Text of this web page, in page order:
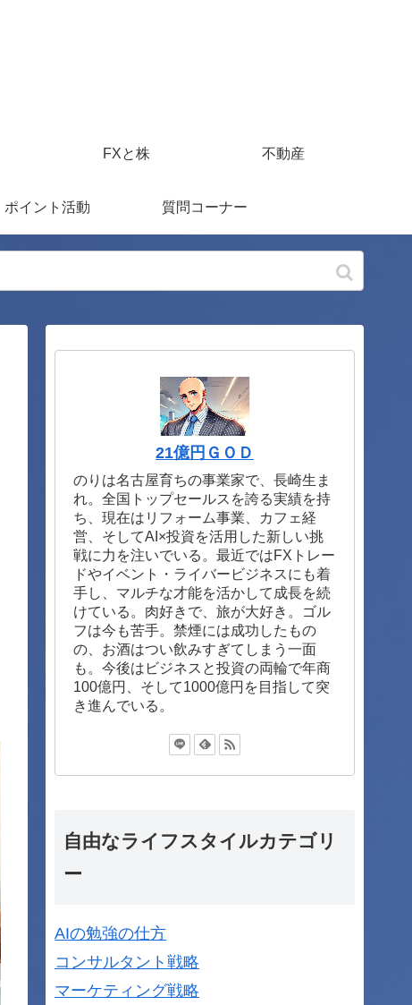
FXと株 不動産
ポイント活動 質問コーナー
21億円ＧＯＤ
のりは名古屋育ちの事業家で、長崎生ま
れ。全国トップセールスを誇る実績を持
ち、現在はリフォーム事業、カフェ経
営、そしてAI×投資を活用した新しい挑
戦に力を注いでいる。最近ではFXトレー
ドやイベント・ライバービジネスにも着
手し、マルチな才能を活かして成長を続
けている。肉好きで、旅が大好き。ゴル
フは今も苦手。禁煙には成功したもの
の、お酒はつい飲みすぎてしまう一面
も。今後はビジネスと投資の両輪で年商
100億円、そして1000億円を目指して突
き進んでいる。
自由なライフスタイルカテゴリ
ー
AIの勉強の仕方
コンサルタント戦略
マーケティング戦略